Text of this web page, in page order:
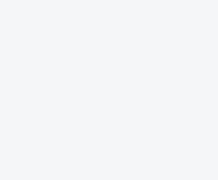
BoursoBank intègrera
Après de multiples hésitations,
final la solution de virement SEPA